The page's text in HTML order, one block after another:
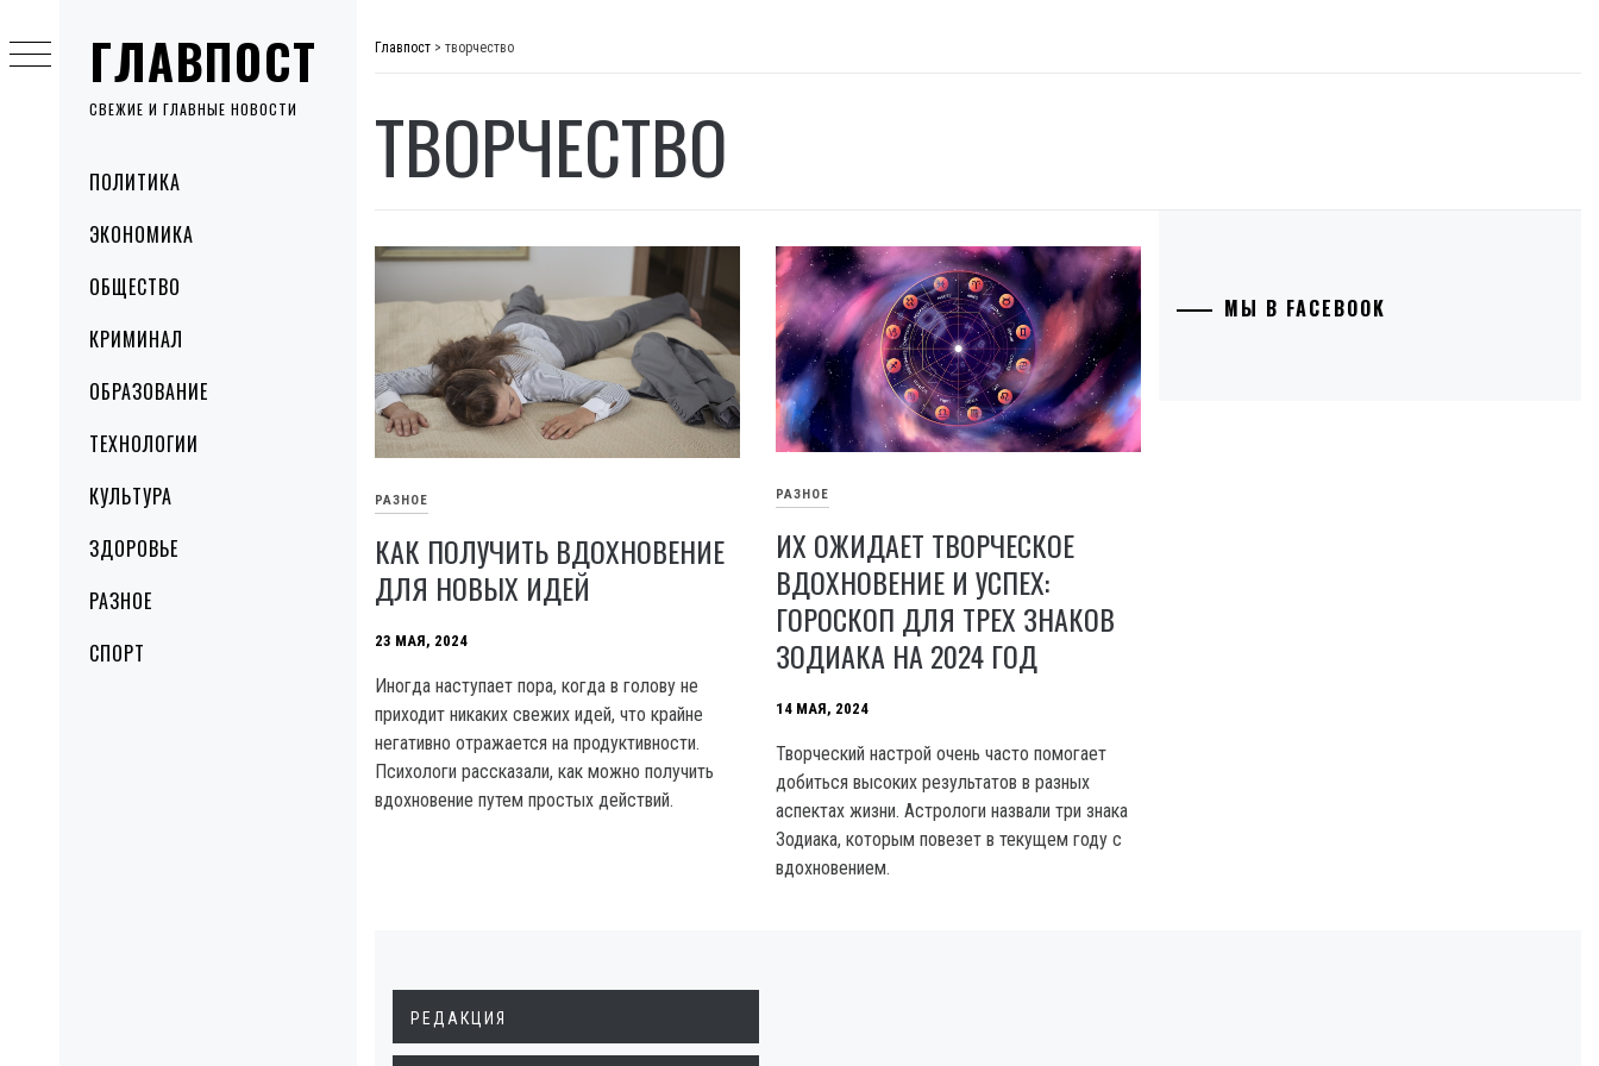
ГЛАВПОСТ
СВЕЖИЕ И ГЛАВНЫЕ НОВОСТИ
MenuПОЛИТИКА
ЭКОНОМИКА
ОБЩЕСТВО
КРИМИНАЛ
ОБРАЗОВАНИЕ
ТЕХНОЛОГИИ
КУЛЬТУРА
ЗДОРОВЬЕ
РАЗНОЕ
СПОРТ
to
content
Главпост > творчество
ТВОРЧЕСТВО
РАЗНОЕ
КАК ПОЛУЧИТЬ ВДОХНОВЕНИЕ
ДЛЯ НОВЫХ ИДЕЙ
23 МАЯ, 2024
Иногда наступает пора, когда в голову не
приходит никаких свежих идей, что крайне
негативно отражается на продуктивности.
Психологи рассказали, как можно получить
вдохновение путем простых действий.
РАЗНОЕ
ИХ ОЖИДАЕТ ТВОРЧЕСКОЕ
ВДОХНОВЕНИЕ И УСПЕХ:
ГОРОСКОП ДЛЯ ТРЕХ ЗНАКОВ
ЗОДИАКА НА 2024 ГОД
14 МАЯ, 2024
Творческий настрой очень часто помогает
добиться высоких результатов в разных
аспектах жизни. Астрологи назвали три знака
Зодиака, которым повезет в текущем году с
вдохновением.
МЫ В FACEBOOK
РЕДАКЦИЯ